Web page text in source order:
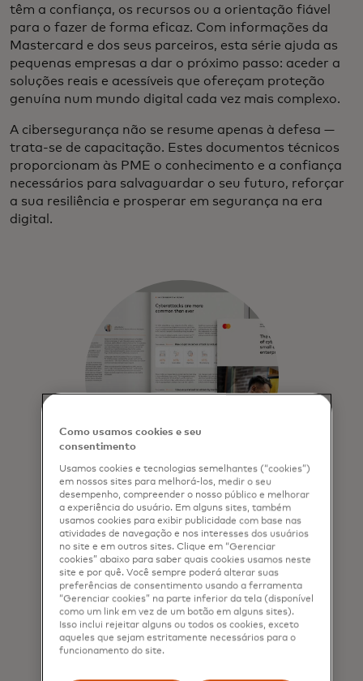
têm a confiança, os recursos ou a orientação fiável
para o fazer de forma eficaz. Com informações da
Mastercard e dos seus parceiros, esta série ajuda as
pequenas empresas a dar o próximo passo: aceder a
soluções reais e acessíveis que ofereçam proteção
genuína num mundo digital cada vez mais complexo.
A cibersegurança não se resume apenas à defesa —
trata-se de capacitação. Estes documentos técnicos
proporcionam às PME o conhecimento e a confiança
necessários para salvaguardar o seu futuro, reforçar
a sua resiliência e prosperar em segurança na era
digital.
Parte 1: A realidade
diária dos ciberataques
para as PME
Explorando a realidade dos
ciberataques e quem afetam, que
formas assumem e como as
empresas começam a reagir.
Como usamos cookies e seu
consentimento
Usamos cookies e tecnologias semelhantes (“cookies”)
em nossos sites para melhorá-los, medir o seu
desempenho, compreender o nosso público e melhorar
a experiência do usuário. Em alguns sites, também
usamos cookies para exibir publicidade com base nas
atividades de navegação e nos interesses dos usuários
no site e em outros sites. Clique em “Gerenciar
cookies” abaixo para saber quais cookies usamos neste
site e por quê. Você sempre poderá alterar suas
preferências de consentimento usando a ferramenta
“Gerenciar cookies” na parte inferior da tela (disponível
como um link em vez de um botão em alguns sites).
Isso inclui rejeitar alguns ou todos os cookies, exceto
aqueles que sejam estritamente necessários para o
funcionamento do site.